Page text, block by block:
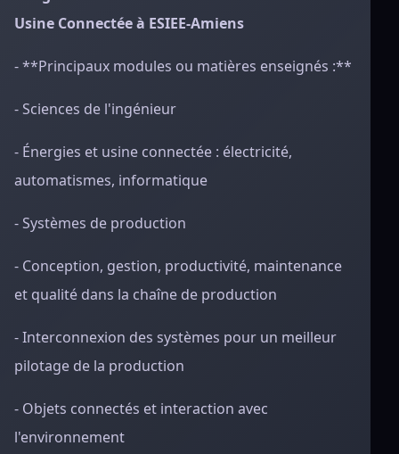
Usine Connectée à ESIEE-Amiens
- **Principaux modules ou matières enseignés :**
- Sciences de l'ingénieur
- Énergies et usine connectée : électricité,
automatismes, informatique
- Systèmes de production
- Conception, gestion, productivité, maintenance
et qualité dans la chaîne de production
- Interconnexion des systèmes pour un meilleur
pilotage de la production
- Objets connectés et interaction avec
l'environnement